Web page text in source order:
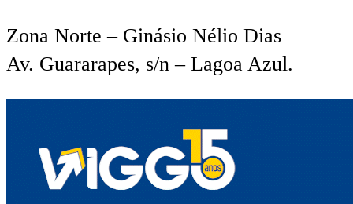
Zona Norte – Ginásio Nélio Dias
Av. Guararapes, s/n – Lagoa Azul.